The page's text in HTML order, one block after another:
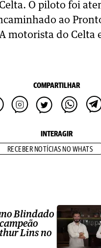
O piloto foi
ao
motorista do Celta
COMPARTILHAR
INTERAGIR
RECEBER NOTÍCIAS NO WHATS
Blindado
Lins no